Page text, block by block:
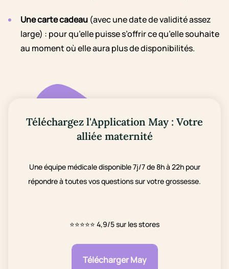
Une carte cadeau (avec une date de validité assez
large) : pour qu’elle puisse s’offrir ce qu’elle souhaite
au moment où elle aura plus de disponibilités.
Téléchargez l'Application May : Votre
alliée maternité
Une équipe médicale disponible 7j/7 de 8h à 22h pour
répondre à toutes vos questions sur votre grossesse.
⭐⭐⭐⭐⭐ 4,9/5 sur les stores
Télécharger May